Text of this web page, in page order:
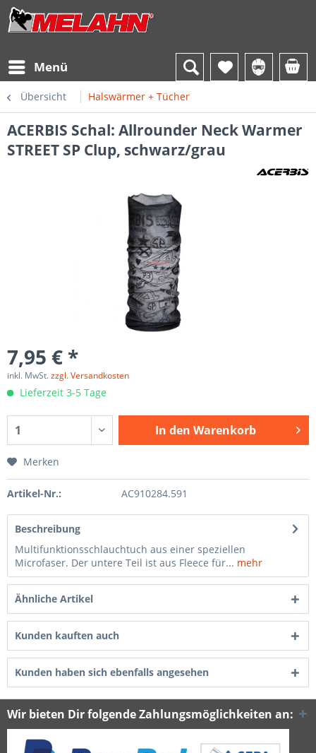
Menü
Übersicht Halswärmer + Tücher
ACERBIS Schal: Allrounder Neck Warmer
STREET SP Clup, schwarz/grau
7,95 € *
inkl. MwSt.zzgl. Versandkosten
Lieferzeit 3-5 Tage
In den Warenkorb
Merken
Artikel-Nr.: AC910284.591
Beschreibung
Multifunktionsschlauchtuch aus einer speziellen
Microfaser. Der untere Teil ist aus Fleece für... mehr
Ähnliche Artikel
Kunden kauften auch
Kunden haben sich ebenfalls angesehen
Wir bieten Dir folgende Zahlungsmöglichkeiten an: